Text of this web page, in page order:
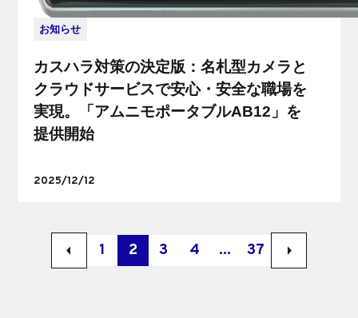
お知らせ
カスハラ対策の決定版：名札型カメラと
クラウドサービスで安心・安全な職場を
実現。「アムニモポータブルAB12」を
提供開始
2025/12/12
arrow_left 1 2 3 4 ... 37 arrow_right